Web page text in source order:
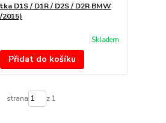
D1S / D1R / D2S / D2R BMW
2015)
Skladem
Přidat do košíku
strana z 1